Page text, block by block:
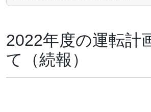
2022年度の運転計
て（続報）